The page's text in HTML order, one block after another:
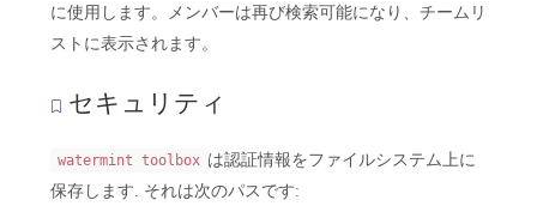
に使用します。メンバーは再び検索可能になり、チームリ
ストに表示されます。
セキュリティ
watermint toolbox は認証情報をファイルシステム上に
保存します. それは次のパスです: